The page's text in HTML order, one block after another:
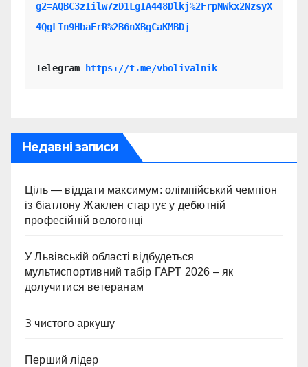
g2=AQBC3zIilw7zD1LgIA448Dlkj%2FrpNWkx2NzsyX
4QgLIn9HbaFrR%2B6nXBgCaKMBDj
Telegram https://t.me/vbolivalnik
Недавні записи
Ціль — віддати максимум: олімпійський чемпіон
із біатлону Жаклен стартує у дебютній
професійній велогонці
У Львівській області відбудеться
мультиспортивний табір ГАРТ 2026 – як
долучитися ветеранам
З чистого аркушу
Перший лідер